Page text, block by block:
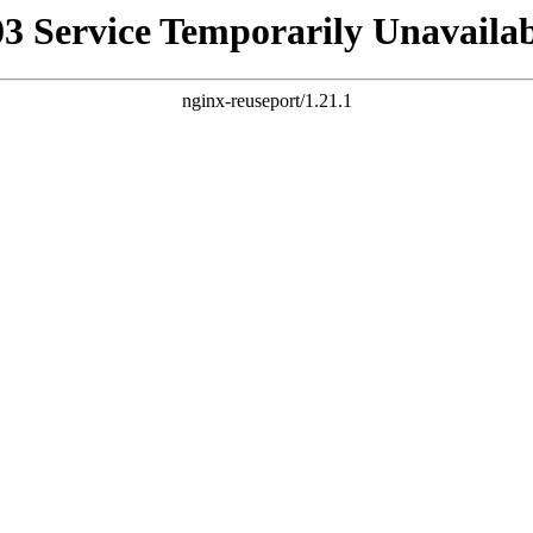
Service Temporarily
nginx-reuseport/1.21.1